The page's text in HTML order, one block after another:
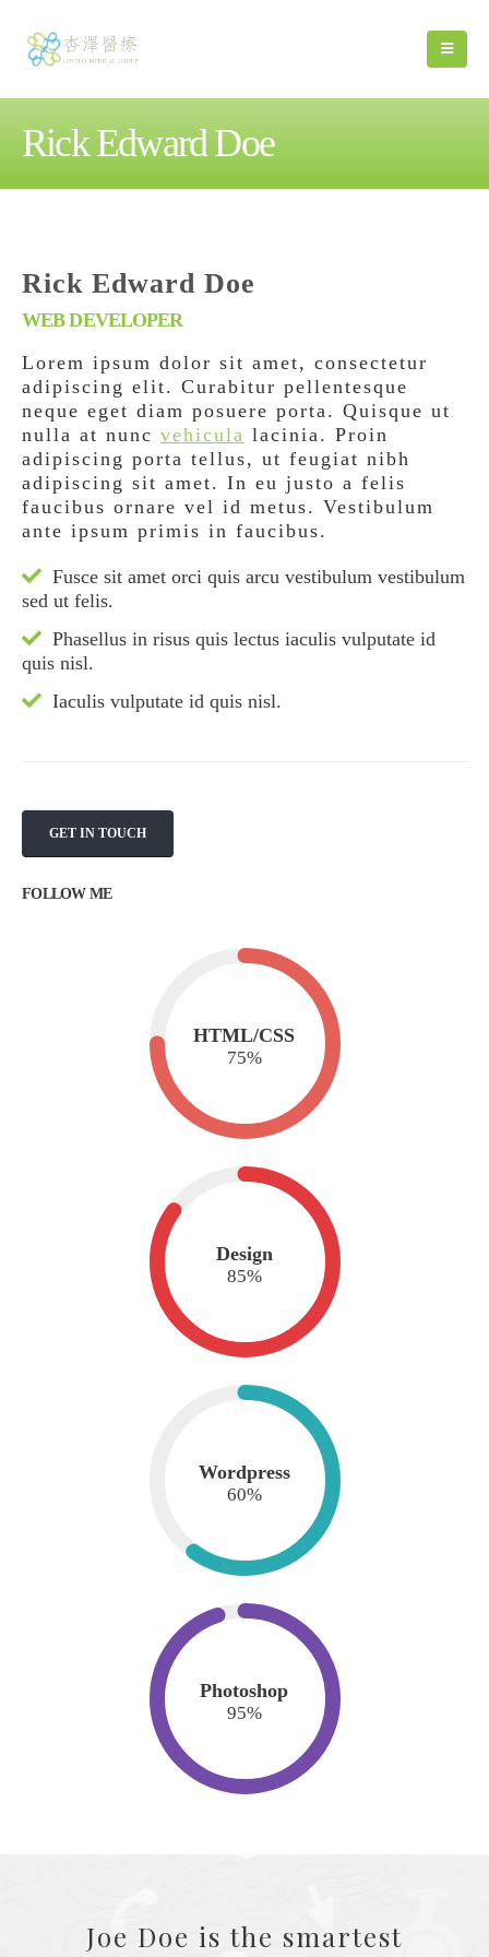
Rick Edward Doe
Rick Edward Doe
WEB DEVELOPER
Lorem ipsum dolor sit amet, consectetur
adipiscing elit. Curabitur pellentesque
neque eget diam posuere porta. Quisque ut
nulla at nunc vehicula lacinia. Proin
adipiscing porta tellus, ut feugiat nibh
adipiscing sit amet. In eu justo a felis
faucibus ornare vel id metus. Vestibulum
ante ipsum primis in faucibus.
Fusce sit amet orci quis arcu vestibulum vestibulum
sed ut felis.
Phasellus in risus quis lectus iaculis vulputate id
quis nisl.
Iaculis vulputate id quis nisl.
GET IN TOUCH
FOLLOW ME
HTML/CSS
75%
Design
85%
Wordpress
60%
Photoshop
95%
Joe Doe is the smartest